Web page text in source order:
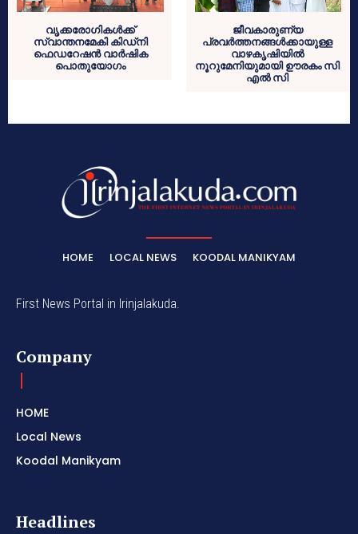
വൃക്കരോഗികള്‍ക്ക്
സ്വാന്തനമേകി കിഡ്‌നി
ഫെഡറേഷന്‍ വാര്‍ഷിക
പൊതുയോഗം
ജീവകാരുണ്യ
പ്രവര്‍ത്തനങ്ങള്‍ക്കായുള്ള
വാഴകൃഷിയില്‍
നൂറുമേനിയുമായി ഊരകം സി
എല്‍ സി
HOME LOCAL NEWS KOODAL MANIKYAM
First News Portal in Irinjalakuda.
Company
HOME
Local News
Koodal Manikyam
Headlines